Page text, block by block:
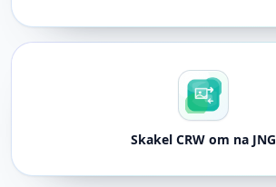
Skakel CRW om na JNG